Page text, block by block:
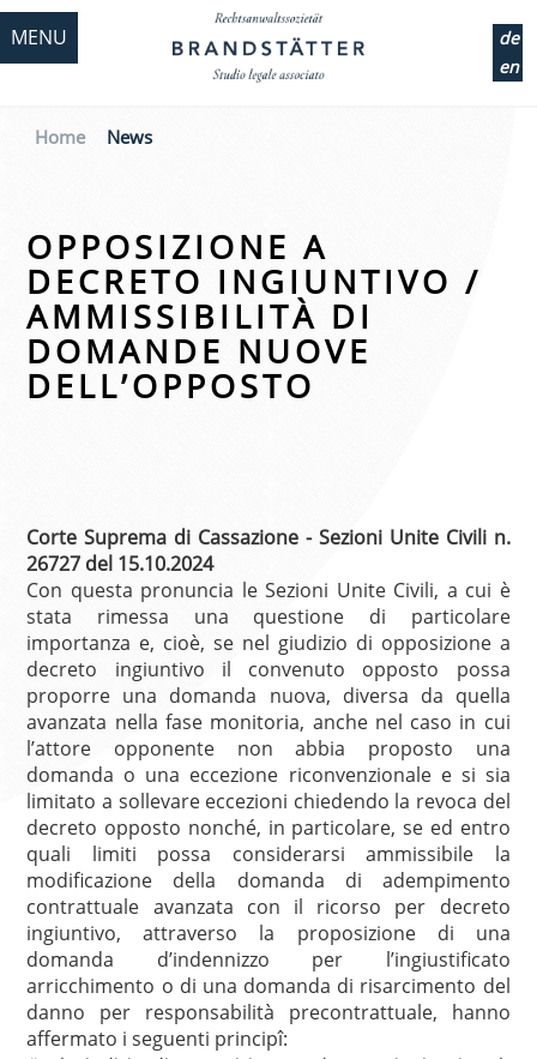
de
en
MENU
Home News
OPPOSIZIONE A
DECRETO INGIUNTIVO /
AMMISSIBILITÀ DI
DOMANDE NUOVE
DELL’OPPOSTO
Corte Suprema di Cassazione - Sezioni Unite Civili n.
26727 del 15.10.2024
Con questa pronuncia le Sezioni Unite Civili, a cui è
stata rimessa una questione di particolare
importanza e, cioè, se nel giudizio di opposizione a
decreto ingiuntivo il convenuto opposto possa
proporre una domanda nuova, diversa da quella
avanzata nella fase monitoria, anche nel caso in cui
l’attore opponente non abbia proposto una
domanda o una eccezione riconvenzionale e si sia
limitato a sollevare eccezioni chiedendo la revoca del
decreto opposto nonché, in particolare, se ed entro
quali limiti possa considerarsi ammissibile la
modificazione della domanda di adempimento
contrattuale avanzata con il ricorso per decreto
ingiuntivo, attraverso la proposizione di una
domanda d’indennizzo per l’ingiustificato
arricchimento o di una domanda di risarcimento del
danno per responsabilità precontrattuale, hanno
affermato i seguenti principî: